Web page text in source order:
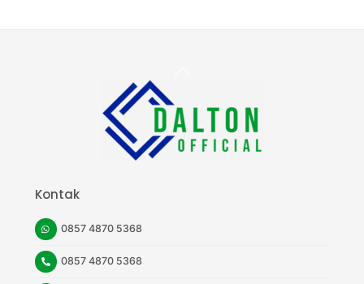
Kontak
0857 4870 5368
0857 4870 5368